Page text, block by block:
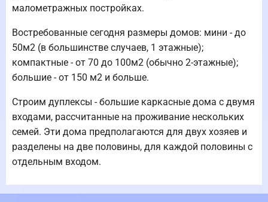
малометражных постройках.
Востребованные сегодня размеры домов: мини - до
50м2 (в большинстве случаев, 1 этажные);
компактные - от 70 до 100м2 (обычно 2-этажные);
большие - от 150 м2 и больше.
Строим дуплексы - большие каркасные дома с двумя
входами, рассчитанные на проживание нескольких
семей. Эти дома предполагаются для двух хозяев и
разделены на две половины, для каждой половины с
отдельным входом.